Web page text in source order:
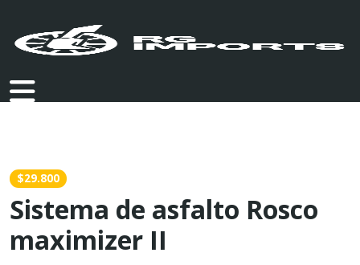
$29.800
Sistema de asfalto Rosco
maximizer II